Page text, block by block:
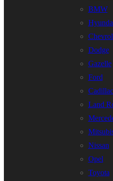
BMW
Dodge
Gazelle
Ford
Cadillac
Land
Nissan
Opel
Toyota